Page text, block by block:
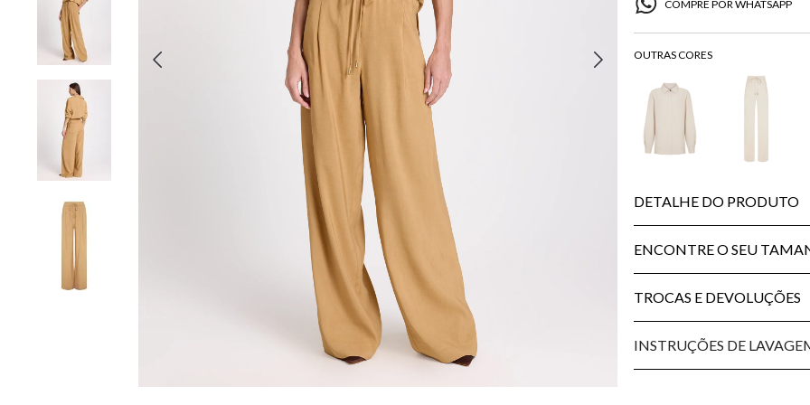
COMPRE POR WHATSAPP
DETALHE DO PRODUTO
ENCONTRE O SEU
TROCAS E DEVOLUÇÕES
INSTRUÇÕES DE